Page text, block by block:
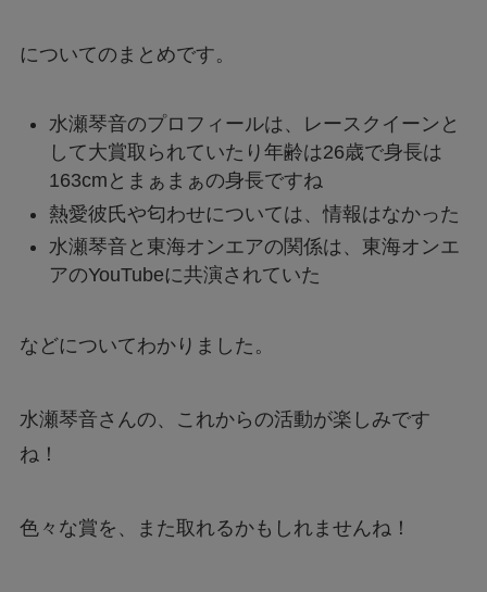
についてのまとめです。
水瀬琴音のプロフィールは、レースクイーンと
して大賞取られていたり年齢は26歳で身長は
163cmとまぁまぁの身長ですね
熱愛彼氏や匂わせについては、情報はなかった
水瀬琴音と東海オンエアの関係は、東海オンエ
アのYouTubeに共演されていた
などについてわかりました。
水瀬琴音さんの、これからの活動が楽しみです
ね！
色々な賞を、また取れるかもしれませんね！